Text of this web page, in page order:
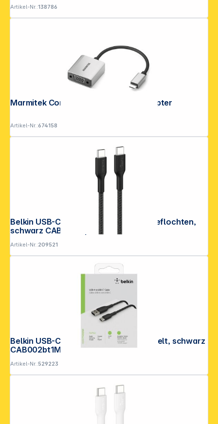
Artikel-Nr.:138786
Marmitek Connect USB-C to VGA Adapter
Artikel-Nr.:674158
Belkin USB-C/USB-c Kabel 240W 1m geflochten,
schwarz CAB025hq1MBK
Artikel-Nr.:209521
Belkin USB-C/USB-A Kabel 1m ummantelt, schwarz
CAB002bt1MBK
Artikel-Nr.:529223